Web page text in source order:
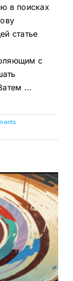
в поисках
статье
с
...